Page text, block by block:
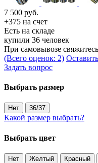
7 500 руб.
+375 на счет
Есть на складе
купили 36 человек
При самовывозе
(Всего оценок: 2)
Задать вопрос
Выбрать размер
Нет 36/37
Какой размер выбрать?
Выбрать цвет
Нет Желтый Красный